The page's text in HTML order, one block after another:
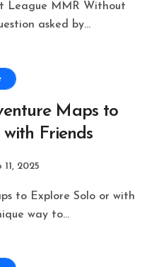
asked by...
Maps to
Friends
11, 2025
way to...